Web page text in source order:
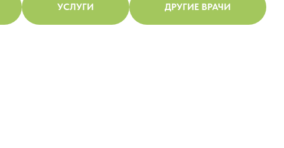
УСЛУГИ ДРУГИЕ ВРАЧИ